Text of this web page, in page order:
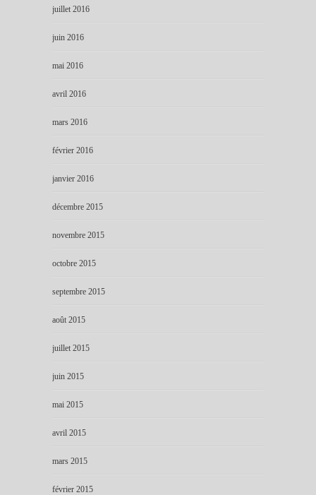
juillet 2016
juin 2016
mai 2016
avril 2016
mars 2016
février 2016
janvier 2016
décembre 2015
novembre 2015
octobre 2015
septembre 2015
août 2015
juillet 2015
juin 2015
mai 2015
avril 2015
mars 2015
février 2015